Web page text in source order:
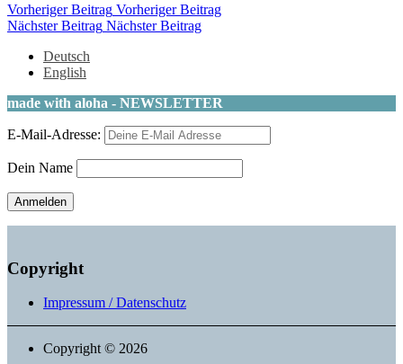
Vorheriger Beitrag Vorheriger Beitrag
Nächster Beitrag Nächster Beitrag
Deutsch
English
made with aloha - NEWSLETTER
E-Mail-Adresse:
Dein Name
Copyright
Impressum / Datenschutz
Copyright © 2026